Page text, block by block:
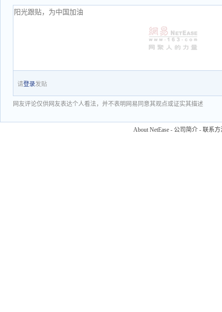
请登录发贴
网友评论仅供网友表达个人看法，并不表明网易同意其观点或证实其描述
About NetEase - 公司简介 - 联系方